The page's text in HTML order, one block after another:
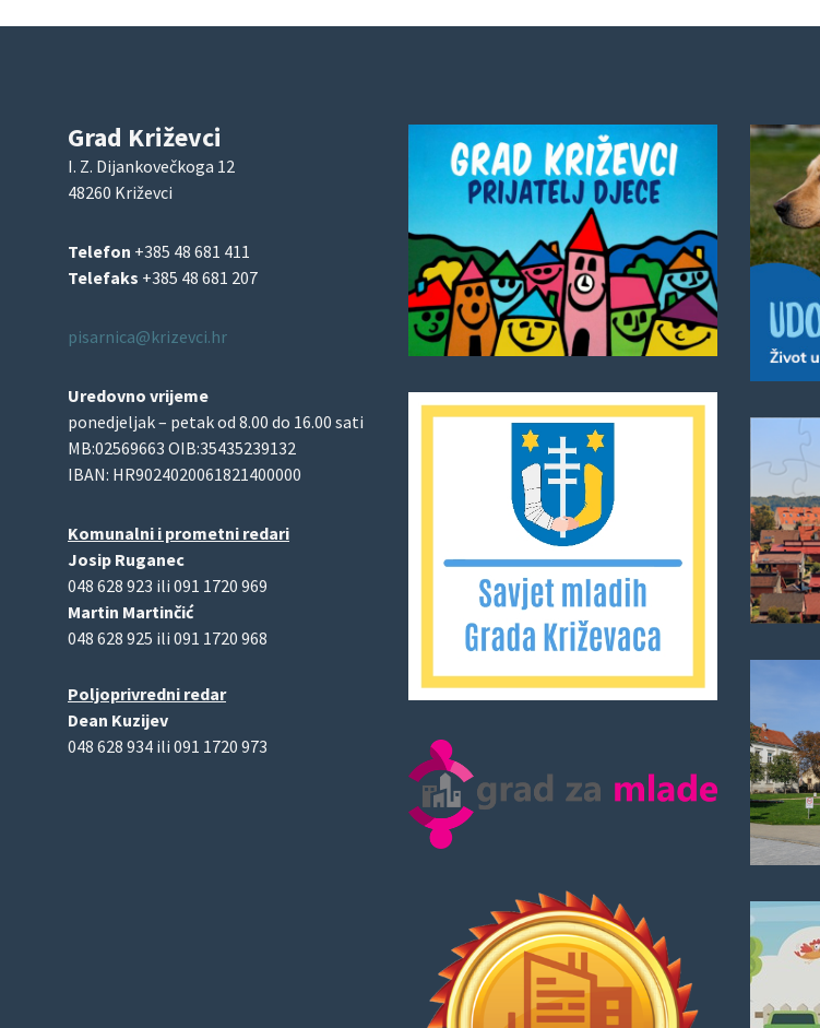
Grad Križevci
I. Z. Dijankovečkoga 12
48260 Križevci
Telefon +385 48 681 411
Telefaks +385 48 681 207
pisarnica@krizevci.hr
Uredovno vrijeme
ponedjeljak – petak od 8.00 do 16.00 sati
MB:02569663 OIB:35435239132
IBAN: HR9024020061821400000
Komunalni i prometni redari
Josip Ruganec
048 628 923 ili 091 1720 969
Martin Martinčić
048 628 925 ili 091 1720 968
Poljoprivredni redar
Dean Kuzijev
048 628 934 ili 091 1720 973